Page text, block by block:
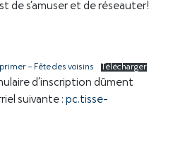
de s’amuser et de réseauter!
– Fête des voisins Télécharger
d’inscription dûment
suivante : pc.tisse-